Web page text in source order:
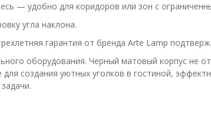
— удобно для коридоров или зон с
угла наклона.
гарантия от бренда Arte Lamp
оборудования. Черный матовый корпус не
создания уютных уголков в гостиной,